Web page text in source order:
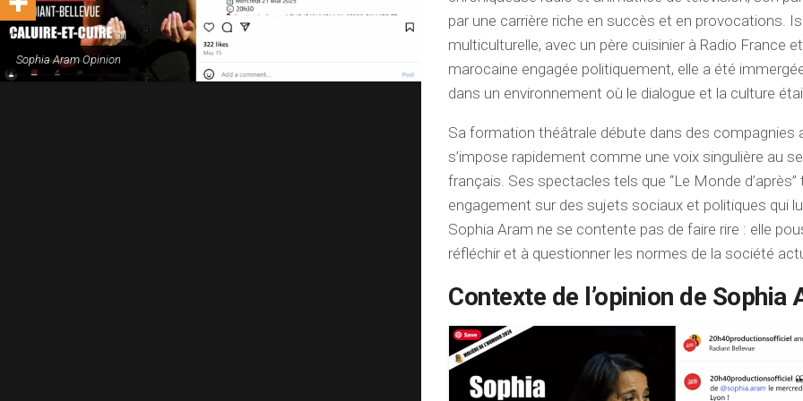
Sophia Aram Opinion
par une carrière riche en succès et en provocations.
multiculturelle, avec un père cuisinier à Radio France
marocaine engagée politiquement, elle a été
dans un environnement où le dialogue et la culture
Sa formation théâtrale débute dans des compagnies
s’impose rapidement comme une voix singulière au
français. Ses spectacles tels que “Le Monde
engagement sur des sujets sociaux et politiques qui
Sophia Aram ne se contente pas de faire rire : elle
réfléchir et à questionner les normes de la société
Contexte de l’opinion de Sophia